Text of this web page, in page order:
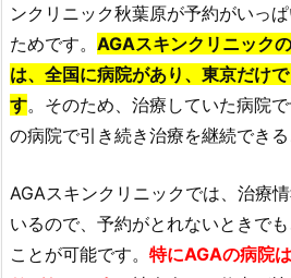
ンクリニック秋葉原が予約がいっ
ためです。 AGAスキンクリニック
は、 全国に病院があり、東京だけ
す。そのため、治療していた病院
の病院で引き続き治療を継続できる
AGAスキンクリニックでは、治療
いるので、予約がとれないときで
ことが可能です。 特にAGAの病院